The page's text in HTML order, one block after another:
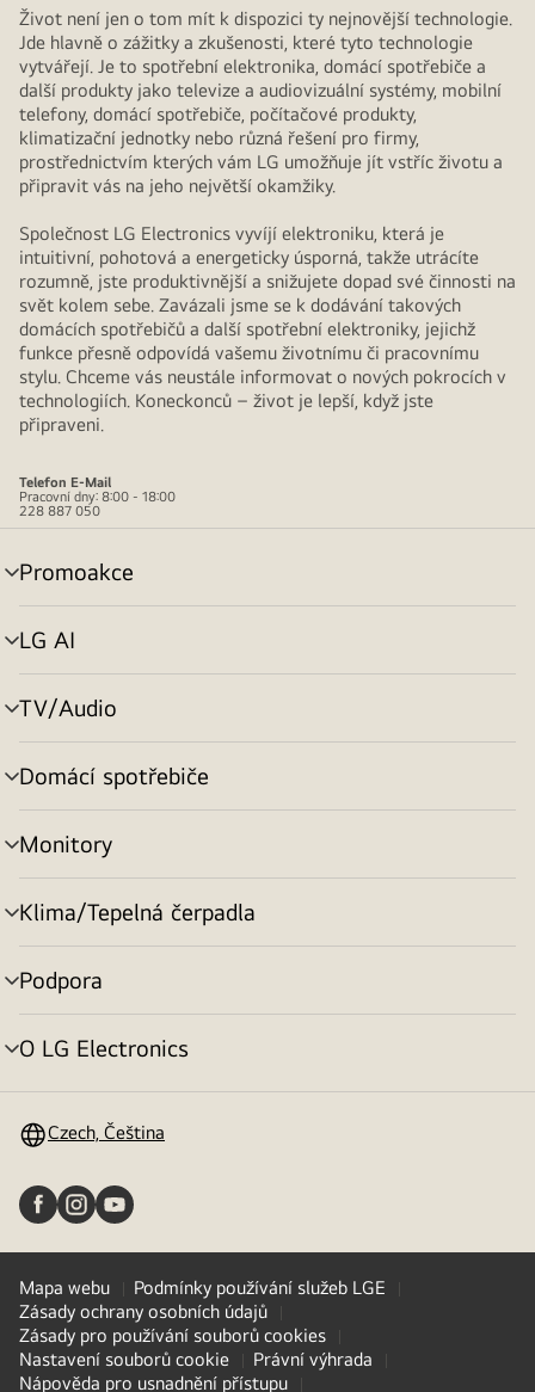
Život není jen o tom mít k dispozici ty nejnovější technologie.
Jde hlavně o zážitky a zkušenosti, které tyto technologie
vytvářejí. Je to spotřební elektronika, domácí spotřebiče a
další produkty jako televize a audiovizuální systémy, mobilní
telefony, domácí spotřebiče, počítačové produkty,
klimatizační jednotky nebo různá řešení pro firmy,
prostřednictvím kterých vám LG umožňuje jít vstříc životu a
připravit vás na jeho největší okamžiky.
Společnost LG Electronics vyvíjí elektroniku, která je
intuitivní, pohotová a energeticky úsporná, takže utrácíte
rozumně, jste produktivnější a snižujete dopad své činnosti na
svět kolem sebe. Zavázali jsme se k dodávání takových
domácích spotřebičů a další spotřební elektroniky, jejichž
funkce přesně odpovídá vašemu životnímu či pracovnímu
stylu. Chceme vás neustále informovat o nových pokrocích v
technologiích. Koneckonců – život je lepší, když jste
připraveni.
Telefon E-Mail
Pracovní dny: 8:00 - 18:00
228 887 050
Promoakce
přepínání
menu
LG AI
přepínání
menu
TV/Audio
přepínání
menu
Domácí spotřebiče
přepínání
menu
Monitory
přepínání
menu
Klima/Tepelná čerpadla
přepínání
menu
Podpora
přepínání
menu
O LG Electronics
přepínání
Czech, Čeština
Mapa webu
Podmínky používání služeb LGE
Zásady ochrany osobních údajů
Zásady pro používání souborů cookies
Nastavení souborů cookie
Právní výhrada
Nápověda pro usnadnění přístupu